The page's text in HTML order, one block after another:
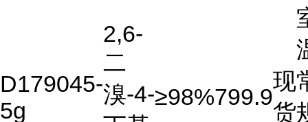
D179045-
5g
2,6-
二
溴-4-≥98%799.9
现
货